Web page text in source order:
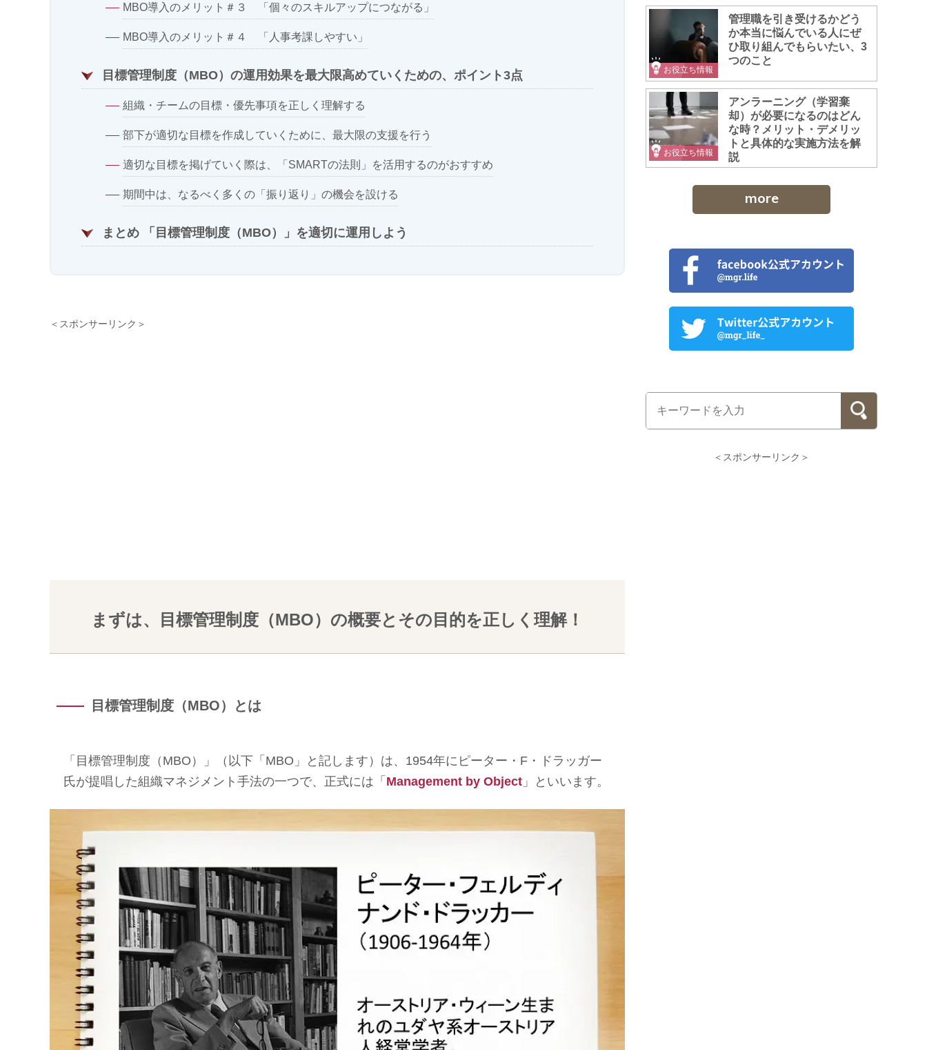
MBO導入のメリット＃３ 「個々のスキルアップにつながる」
MBO導入のメリット＃４ 「人事考課しやすい」
目標管理制度（MBO）の運用効果を最大限高めていくための、ポイント3点
組織・チームの目標・優先事項を正しく理解する
部下が適切な目標を作成していくために、最大限の支援を行う
適切な目標を掲げていく際は、「SMARTの法則」を活用するのがおすすめ
期間中は、なるべく多くの「振り返り」の機会を設ける
まとめ 「目標管理制度（MBO）」を適切に運用しよう
＜スポンサーリンク＞
まずは、目標管理制度（MBO）の概要とその目的を正しく理解！
目標管理制度（MBO）とは
「目標管理制度（MBO）」（以下「MBO」と記します）は、1954年にピーター・F・ドラッガー
氏が提唱した組織マネジメント手法の一つで、正式には「 Management by Object 」といいます。
お役立ち情報
管理職を引き受けるかどう
か本当に悩んでいる人にぜ
ひ取り組んでもらいたい、3
つのこと
お役立ち情報
アンラーニング（学習棄
却）が必要になるのはどん
な時？メリット・デメリッ
トと具体的な実施方法を解
説
more
＜スポンサーリンク＞